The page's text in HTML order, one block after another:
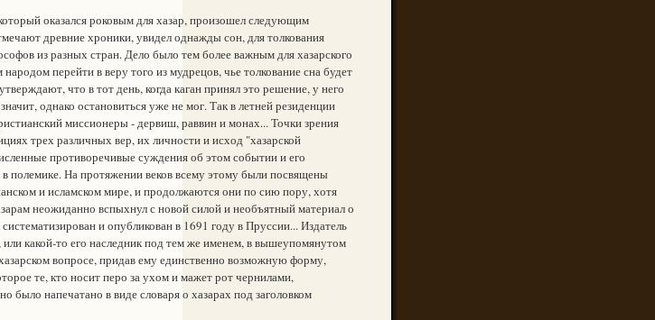
оказался роковым для хазар, произошел следующим
древние хроники, увидел однажды сон, для толкования
из разных стран. Дело было тем более важным для хазарского
перейти в веру того из мудрецов, чье толкование сна будет
что в тот день, когда каган принял это решение, у него
однако остановиться уже не мог. Так в летней резиденции
миссионеры - дервиш, раввин и монах... Точки зрения
трех различных вер, их личности и исход "хазарской
противоречивые суждения об этом событии и его
полемике. На протяжении веков всему этому были посвящены
и исламском мире, и продолжаются они по сию пору, хотя
неожиданно вспыхнул с новой силой и необъятный материал о
и опубликован в 1691 году в Пруссии... Издатель
какой-то его наследник под тем же именем, в вышеупомянутом
вопросе, придав ему единственно возможную форму,
те, кто носит перо за ухом и мажет рот чернилами,
было напечатано в виде словаря о хазарах под заголовком